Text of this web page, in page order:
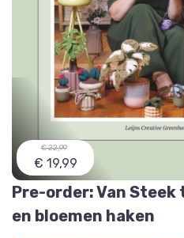
€ 22,99
€ 19,99
Pre-order: Van
en bloemen haken